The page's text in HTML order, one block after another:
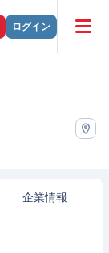
ログイン
企業情報